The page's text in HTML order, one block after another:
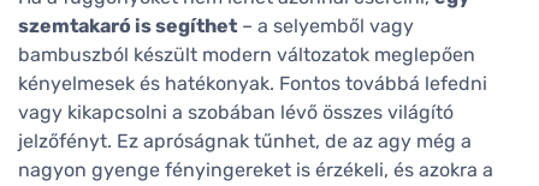
szemtakaró is segíthet – a selyemből vagy
bambuszból készült modern változatok meglepően
kényelmesek és hatékonyak. Fontos továbbá lefedni
vagy kikapcsolni a szobában lévő összes világító
jelzőfényt. Ez apróságnak tűnhet, de az agy még a
nagyon gyenge fényingereket is érzékeli, és azokra a